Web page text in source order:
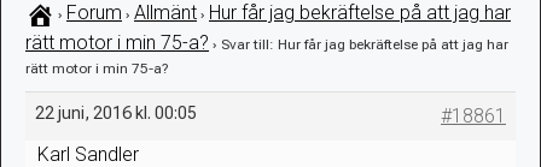
› Forum › Allmänt › Hur får jag bekräftelse på att jag har
rätt motor i min 75-a? › Svar till: Hur får jag bekräftelse på att jag har
rätt motor i min 75-a?
22 juni, 2016 kl. 00:05
#18861
Karl Sandler